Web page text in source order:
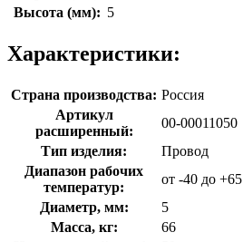
Высота (мм): 5
Характеристики:
Страна производства: Россия
Артикул
расширенный:
00-00011050
Тип изделия:
Провод
Диапазон рабочих
температур:
от -40 до +65
Диаметр, мм:
5
Масса, кг:
66